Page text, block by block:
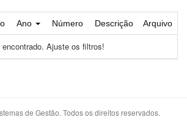
Ano Número Descrição Arquivo
Ajuste os filtros!
de Gestão. Todos os direitos reservados.